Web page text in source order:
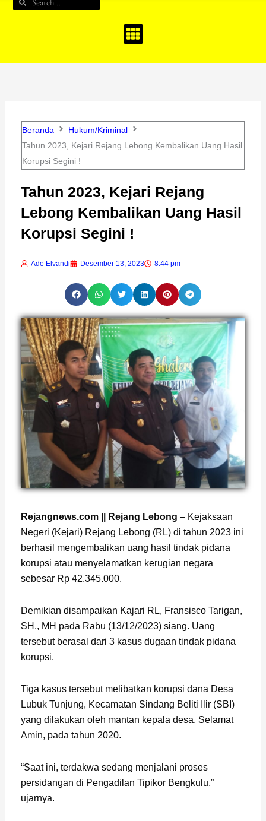
Beranda
Hukum/Kriminal
Tahun 2023, Kejari Rejang Lebong Kembalikan Uang Hasil
Korupsi Segini !
Tahun 2023, Kejari Rejang
Lebong Kembalikan Uang Hasil
Korupsi Segini !
Ade Elvandi Desember 13, 2023 8:44 pm
Rejangnews.com || Rejang Lebong – Kejaksaan
Negeri (Kejari) Rejang Lebong (RL) di tahun 2023 ini
berhasil mengembalikan uang hasil tindak pidana
korupsi atau menyelamatkan kerugian negara
sebesar Rp 42.345.000.
Demikian disampaikan Kajari RL, Fransisco Tarigan,
SH., MH pada Rabu (13/12/2023) siang. Uang
tersebut berasal dari 3 kasus dugaan tindak pidana
korupsi.
Tiga kasus tersebut melibatkan korupsi dana Desa
Lubuk Tunjung, Kecamatan Sindang Beliti Ilir (SBI)
yang dilakukan oleh mantan kepala desa, Selamat
Amin, pada tahun 2020.
“Saat ini, terdakwa sedang menjalani proses
persidangan di Pengadilan Tipikor Bengkulu,”
ujarnya.
Page
, Page